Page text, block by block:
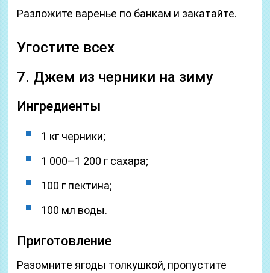
Разложите варенье по банкам и закатайте.
Угостите всех
7. Джем из черники на зиму
Ингредиенты
1 кг черники;
1 000–1 200 г сахара;
100 г пектина;
100 мл воды.
Приготовление
Разомните ягоды толкушкой, пропустите